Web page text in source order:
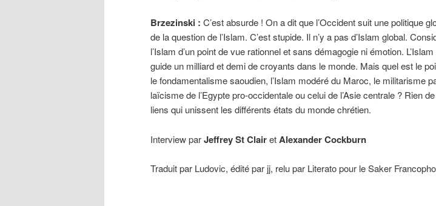
Brzezinski : C’est absurde ! On a dit que l’Occident suit une politique
de la question de l’Islam. C’est stupide. Il n’y a pas d’Islam global.
l’Islam d’un point de vue rationnel et sans démagogie ni émotion.
guide un milliard et demi de croyants dans le monde. Mais quel est le
le fondamentalisme saoudien, l’Islam modéré du Maroc, le militarisme
laïcisme de l’Egypte pro-occidentale ou celui de l’Asie centrale ? Rien
liens qui unissent les différents états du monde chrétien.
Interview parJeffrey St ClairetAlexander Cockburn
Traduit par Ludovic, édité par jj, relu par Literato pour le Saker